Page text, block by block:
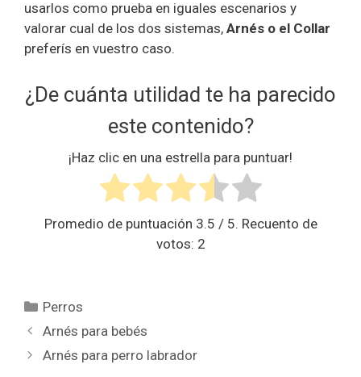
usarlos como prueba en iguales escenarios y
valorar cual de los dos sistemas, Arnés o el Collar
preferís en vuestro caso.
¿De cuánta utilidad te ha parecido
este contenido?
¡Haz clic en una estrella para puntuar!
Promedio de puntuación 3.5 / 5. Recuento de
votos: 2
Categorías
Perros
Arnés para bebés
Arnés para perro labrador